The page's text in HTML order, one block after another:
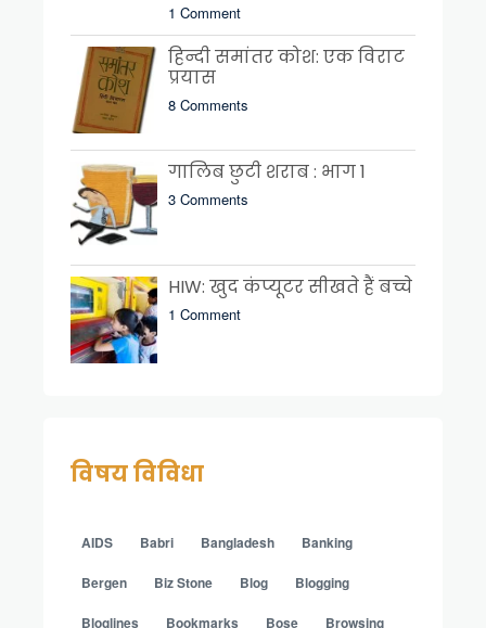
1 Comment
हिन्दी समांतर कोश: एक विराट
प्रयास
8 Comments
गालिब छुटी शराब : भाग 1
3 Comments
HIW: खुद कंप्यूटर सीखते हैं बच्चे
1 Comment
विषय विविधा
AIDS Babri Bangladesh Banking
Bergen Biz Stone Blog Blogging
Bloglines Bookmarks Bose Browsing